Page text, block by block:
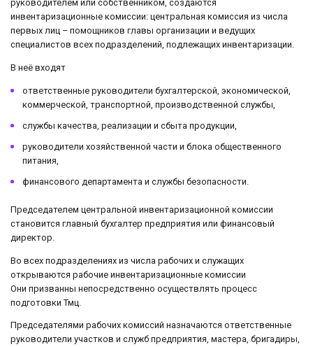
руководителем или собственником, создаются
инвентаризационные комиссии: центральная комиссия из числа
первых лиц – помощников главы организации и ведущих
специалистов всех подразделений, подлежащих инвентаризации.
В неё входят
ответственные руководители бухгалтерской, экономической,
коммерческой, транспортной, производственной службы,
службы качества, реализации и сбыта продукции,
руководители хозяйственной части и блока общественного
питания,
финансового департамента и службы безопасности.
Председателем центральной инвентаризационной комиссии
становится главный бухгалтер предприятия или финансовый
директор.
Во всех подразделениях из числа рабочих и служащих
открываются рабочие инвентаризационные комиссии
Они призванны непосредственно осуществлять процесс
подготовки Тмц.
Председателями рабочих комиссий назначаются ответственные
руководители участков и служб предприятия, мастера, бригадиры,